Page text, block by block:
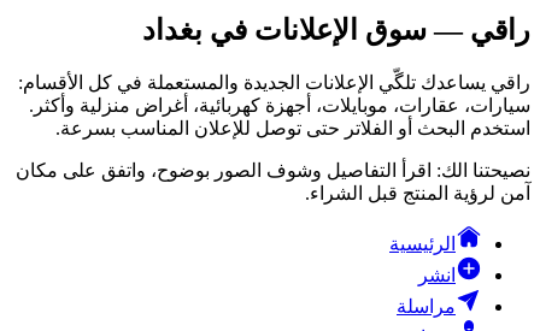
راقي — سوق الإعلانات في بغداد
راقي يساعدك تلگّي الإعلانات الجديدة والمستعملة في كل الأقسام:
سيارات، عقارات، موبايلات، أجهزة كهربائية، أغراض منزلية وأكثر.
استخدم البحث أو الفلاتر حتى توصل للإعلان المناسب بسرعة.
نصيحتنا الك: اقرأ التفاصيل وشوف الصور بوضوح، واتفق على مكان
آمن لرؤية المنتج قبل الشراء.
الرئيسية
انشر
مراسلة